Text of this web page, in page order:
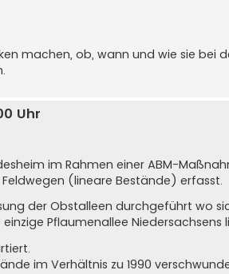
machen, ob, wann und wie sie bei
Uhr
im Rahmen einer ABM-
(lineare Bestände) erfasst.
der Obstalleen durchgeführt wo
Pflaumenallee Niedersachsens
im Verhältnis zu 1990